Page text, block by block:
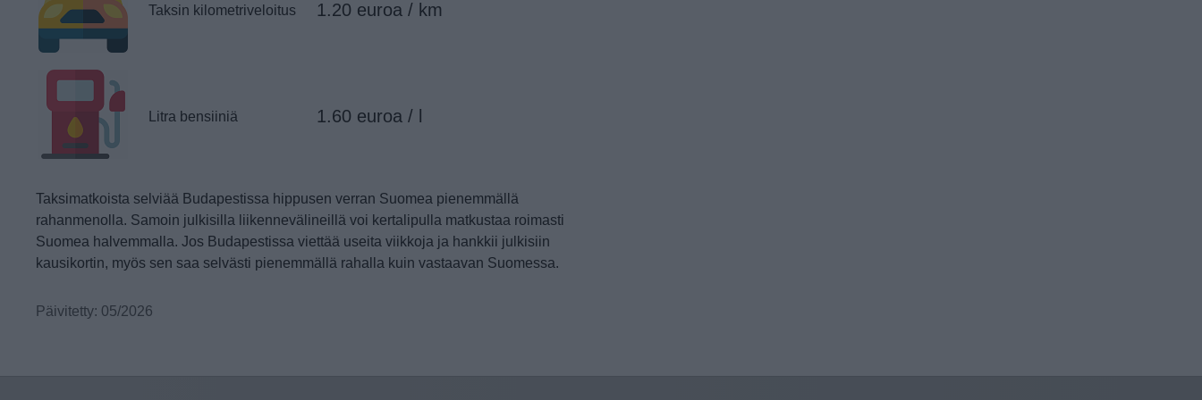
Taksin kilometriveloitus 1.20 euroa / km
Litra bensiiniä 1.60 euroa / l
Taksimatkoista selviää Budapestissa hippusen verran Suomea pienemmällä
rahanmenolla. Samoin julkisilla liikennevälineillä voi kertalipulla matkustaa roimasti
Suomea halvemmalla. Jos Budapestissa viettää useita viikkoja ja hankkii julkisiin
kausikortin, myös sen saa selvästi pienemmällä rahalla kuin vastaavan Suomessa.
Päivitetty: 05/2026